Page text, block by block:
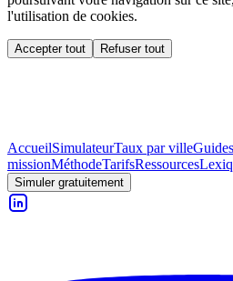
l'utilisation de cookies.
Accepter tout Refuser tout
AccueilSimulateurTaux par villeGuides
missionMéthodeTarifsRessources
Simuler gratuitement